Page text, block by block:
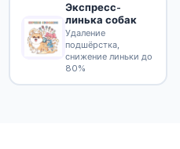
Экспресс-
линька собак
Удаление
подшёрстка,
снижение линьки до
80%